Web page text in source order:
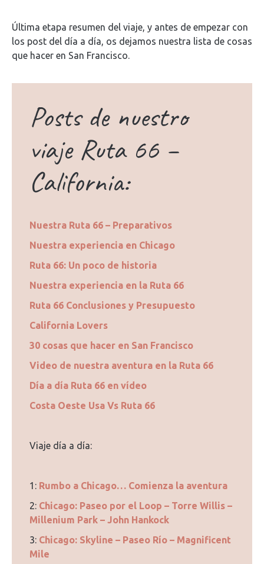
Última etapa resumen del viaje, y antes de empezar con
los post del día a día, os dejamos nuestra lista de cosas
que hacer en San Francisco.
Posts de nuestro
viaje Ruta 66 –
California:
Nuestra Ruta 66 – Preparativos
Nuestra experiencia en Chicago
Ruta 66: Un poco de historia
Nuestra experiencia en la Ruta 66
Ruta 66 Conclusiones y Presupuesto
California Lovers
30 cosas que hacer en San Francisco
Video de nuestra aventura en la Ruta 66
Día a día Ruta 66 en vídeo
Costa Oeste Usa Vs Ruta 66
Viaje día a día:
1: Rumbo a Chicago… Comienza la aventura
2: Chicago: Paseo por el Loop – Torre Willis –
Millenium Park – John Hankock
3: Chicago: Skyline – Paseo Río – Magnificent
Mile